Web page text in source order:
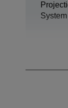
System